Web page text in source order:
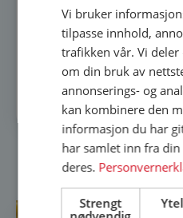
Vi må ta forbehold
lagerbeholdningen
være sluttsolgt.
Relaterte
Vi bruker
tilpasse innhold,
trafikken vår. Vi
om din bruk av
annonserings- og
kan kombinere den
informasjon du har
har samlet inn fra
deres.
Strengt